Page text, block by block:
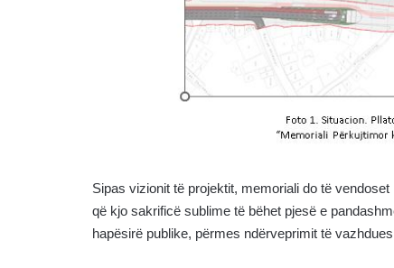
Sipas vizionit të projektit, memoriali do të
që kjo sakrificë sublime të bëhet pjesë e
hapësirë publike, përmes ndërveprimit të